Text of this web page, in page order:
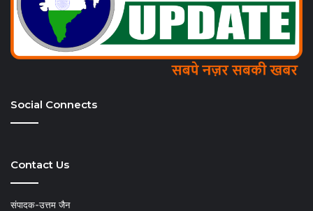
Social Connects
Contact Us
संपादक-उत्तम जैन